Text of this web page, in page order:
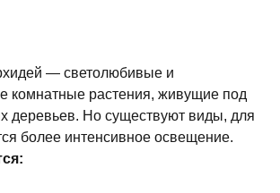
— светолюбивые и
комнатные растения, живущие под
деревьев. Но существуют виды, для
более интенсивное освещение.